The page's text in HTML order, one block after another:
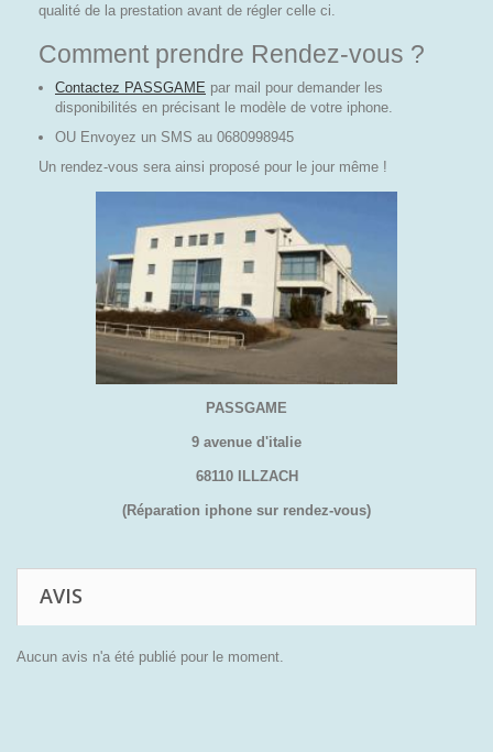
qualité de la prestation avant de régler celle ci.
Comment prendre Rendez-vous ?
Contactez PASSGAME par mail pour demander les
disponibilités en précisant le modèle de votre iphone.
OU Envoyez un SMS au 0680998945
Un rendez-vous sera ainsi proposé pour le jour même !
PASSGAME
9 avenue d'italie
68110 ILLZACH
(Réparation iphone sur rendez-vous)
AVIS
Aucun avis n'a été publié pour le moment.